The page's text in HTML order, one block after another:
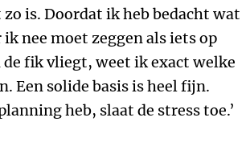
is. Doordat ik heb bedacht wat
nee moet zeggen als iets op
fik vliegt, weet ik exact welke
Een solide basis is heel fijn.
heb, slaat de stress toe.’